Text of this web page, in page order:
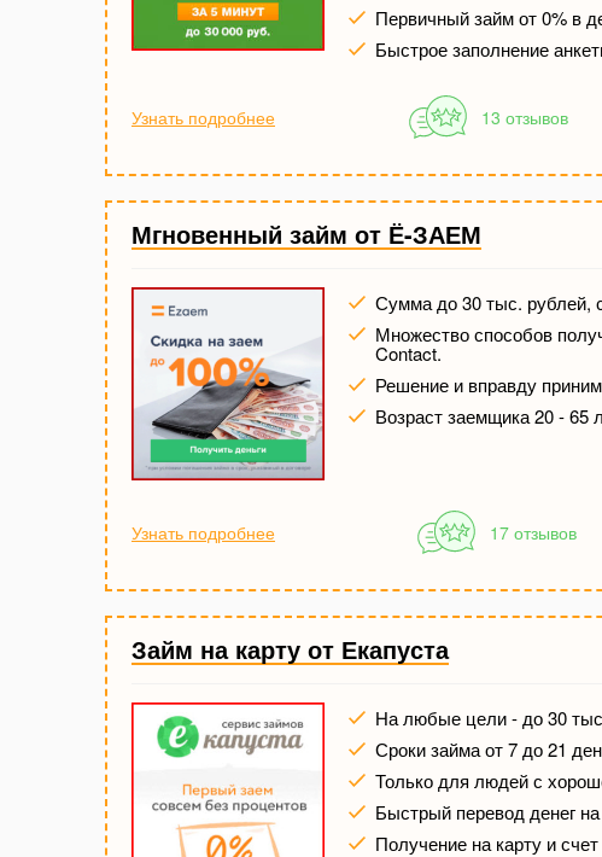
Первичный займ от 0% в
Быстрое заполнение
Узнать подробнее 13 отзывов
Мгновенный займ от Ё-ЗАЕМ
Сумма до 30 тыс. рублей,
Множество способов
Contact.
Решение и вправду
Возраст заемщика 20 - 65
Узнать подробнее 17 отзывов
Займ на карту от Екапуста
На любые цели - до 30
Сроки займа от 7 до 21
Только для людей с
Быстрый перевод денег
Получение на карту и